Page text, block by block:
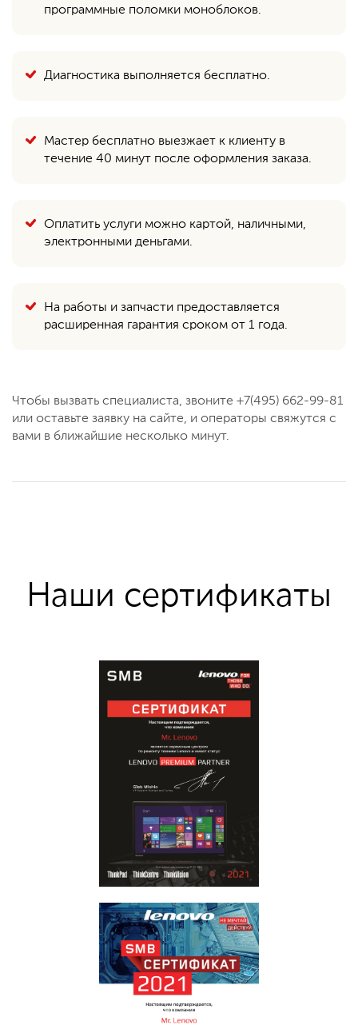
программные поломки моноблоков.
Диагностика выполняется бесплатно.
Мастер бесплатно выезжает к клиенту в
течение 40 минут после оформления заказа.
Оплатить услуги можно картой, наличными,
электронными деньгами.
На работы и запчасти предоставляется
расширенная гарантия сроком от 1 года.
Чтобы вызвать специалиста, звоните +7(495) 662-99-81
или оставьте заявку на сайте, и операторы свяжутся с
вами в ближайшие несколько минут.
Наши сертификаты